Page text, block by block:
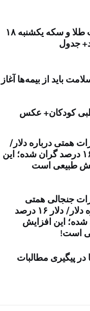
قیمت طلا و سکه یکشنبه ۱۸
جدول
باید از بیمه‌ها آغاز
کودکان+ عکس
همتی درباره دلار/
دلار ۱۶ درصد گران شده؛ این
طبیعی است
جنجالی همتی
درباره دلار/ دلار ۱۶ درصد
شده؛ این افزایش
است!
پیگیری مطالبات